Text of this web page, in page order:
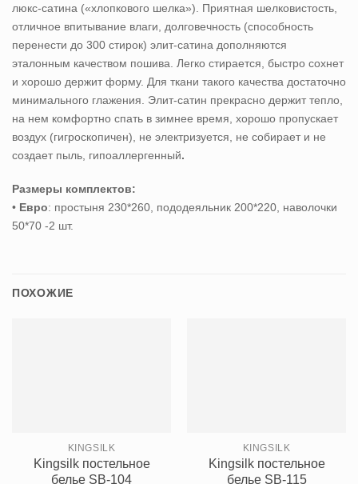
люкс-сатина («хлопкового шелка»). Приятная шелковистость,
отличное впитывание влаги, долговечность (способность
перенести до 300 стирок) элит-сатина дополняются
эталонным качеством пошива. Легко стирается, быстро сохнет
и хорошо держит форму. Для ткани такого качества достаточно
минимального глажения. Элит-сатин прекрасно держит тепло,
на нем комфортно спать в зимнее время, хорошо пропускает
воздух (гигроскопичен), не электризуется, не собирает и не
создает пыль, гипоаллергенный.
Размеры комплектов:
• Евро: простыня 230*260, пододеяльник 200*220, наволочки
50*70 -2 шт.
ПОХОЖИЕ
KINGSILK
Kingsilk постельное
белье SB-104
KINGSILK
Kingsilk постельное
белье SB-115